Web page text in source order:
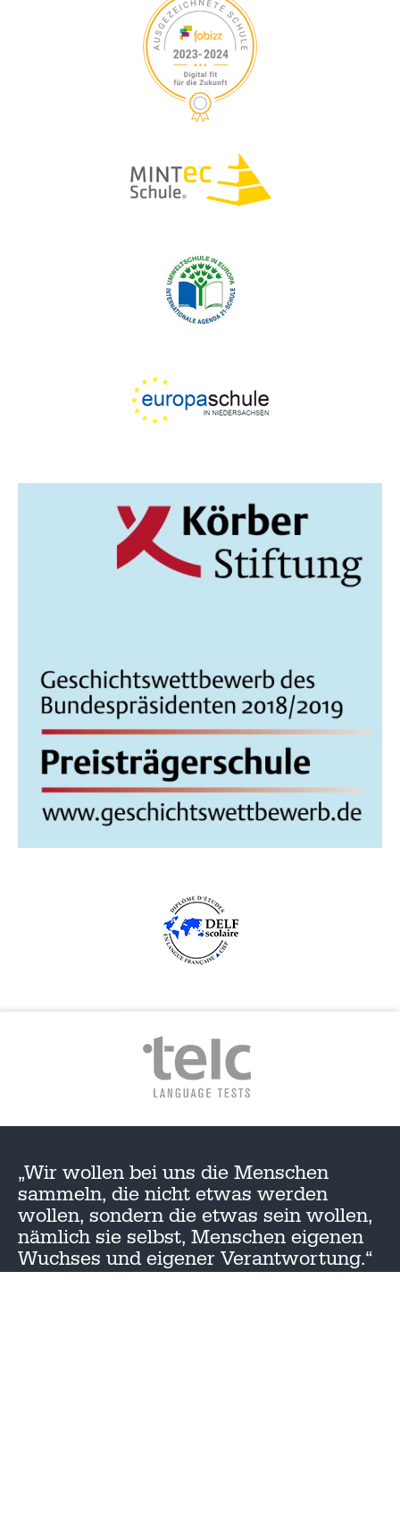
„Wir wollen bei uns die Menschen
sammeln, die nicht etwas werden
wollen, sondern die etwas sein wollen,
nämlich sie selbst, Menschen eigenen
Wuchses und eigener Verantwortung.“